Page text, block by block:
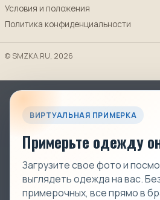
Условия и положения
Политика конфиденциальности
© SMZKA.RU, 2026
ВИРТУАЛЬНАЯ ПРИМЕРКА
Примерьте одежду
Загрузите свое фото и
выглядеть одежда на вас.
примерочных, все прямо в